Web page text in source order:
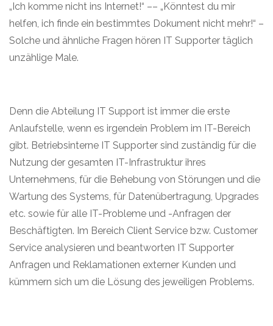
„Ich komme nicht ins Internet!“ –– „Könntest du mir
helfen, ich finde ein bestimmtes Dokument nicht mehr!“ –
Solche und ähnliche Fragen hören IT Supporter täglich
unzählige Male.
Denn die Abteilung IT Support ist immer die erste
Anlaufstelle, wenn es irgendein Problem im IT-Bereich
gibt. Betriebsinterne IT Supporter sind zuständig für die
Nutzung der gesamten IT-Infrastruktur ihres
Unternehmens, für die Behebung von Störungen und die
Wartung des Systems, für Datenübertragung, Upgrades
etc. sowie für alle IT-Probleme und -Anfragen der
Beschäftigten. Im Bereich Client Service bzw. Customer
Service analysieren und beantworten IT Supporter
Anfragen und Reklamationen externer Kunden und
kümmern sich um die Lösung des jeweiligen Problems.